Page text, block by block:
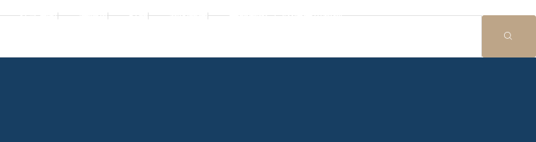
法式御墅 購物車 結帳 我的帳號 豪門國際 ｜ 50週年里程碑